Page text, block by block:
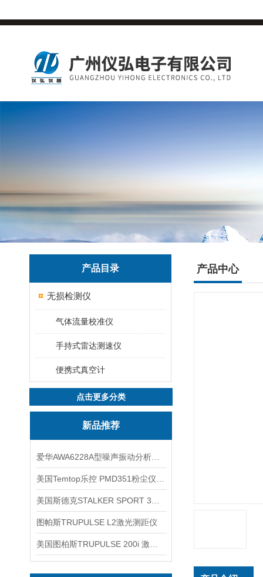
产品目录
无损检测仪
气体流量校准仪
手持式雷达测速仪
便携式真空计
点击更多分类
新品推荐
图帕斯TRUPULSE L2激光测距仪
产品中心